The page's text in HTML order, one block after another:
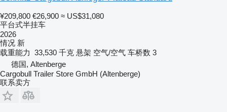
¥209,800 €26,900 ≈ US$31,080
平台式半挂车
2026
情况 新
载重能力 33,530 千克 悬架 空气/空气 车桥数 3
德国, Altenberge
Cargobull Trailer Store GmbH (Altenberge)
联系卖方